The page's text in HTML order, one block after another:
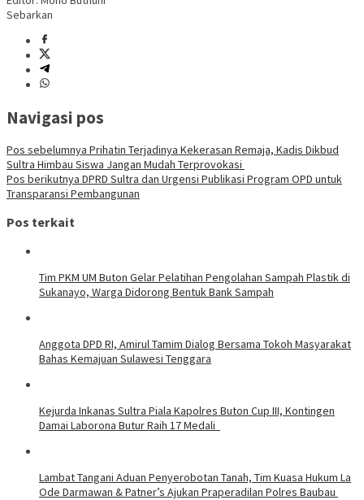
Sebarkan
Navigasi pos
Pos sebelumnya Prihatin Terjadinya Kekerasan Remaja, Kadis Dikbud
Sultra Himbau Siswa Jangan Mudah Terprovokasi
Pos berikutnya DPRD Sultra dan Urgensi Publikasi Program OPD untuk
Transparansi Pembangunan
Pos terkait
Tim PKM UM Buton Gelar Pelatihan Pengolahan Sampah Plastik di
Sukanayo, Warga Didorong Bentuk Bank Sampah
Anggota DPD RI, Amirul Tamim Dialog Bersama Tokoh Masyarakat
Bahas Kemajuan Sulawesi Tenggara
Kejurda Inkanas Sultra Piala Kapolres Buton Cup III, Kontingen
Damai Laborona Butur Raih 17 Medali
Lambat Tangani Aduan Penyerobotan Tanah, Tim Kuasa Hukum La
Ode Darmawan & Patner’s Ajukan Praperadilan Polres Baubau